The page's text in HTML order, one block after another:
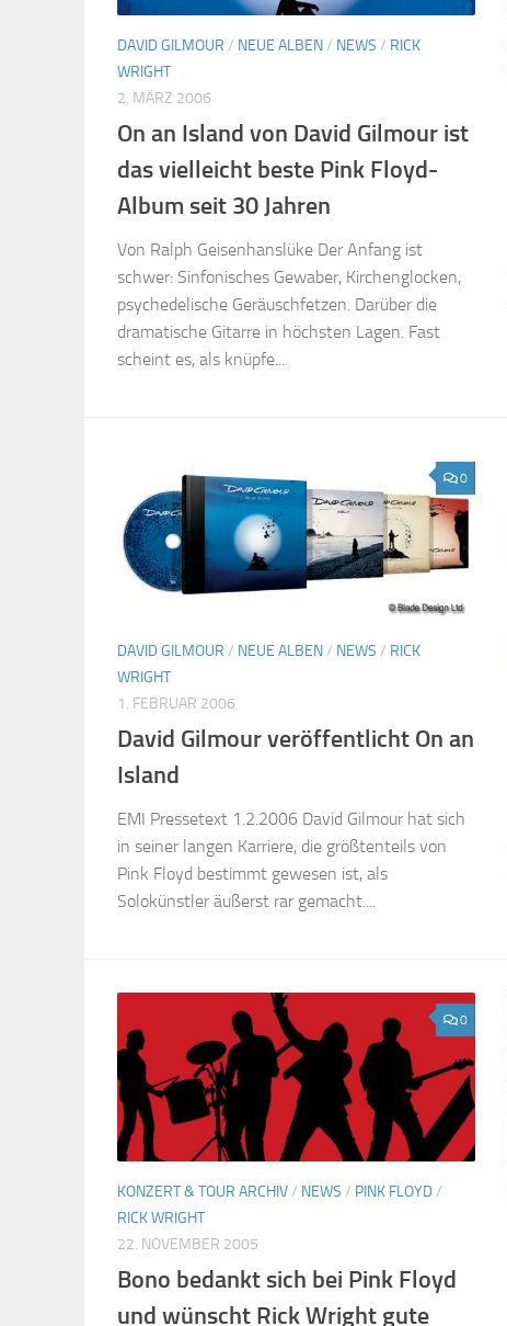
DAVID GILMOUR / NEUE ALBEN/ NEWS / RICK
WRIGHT
2. MÄRZ 2006
On an Island von David Gilmour ist
das vielleicht beste Pink Floyd-
Album seit 30 Jahren
Von Ralph Geisenhanslüke Der Anfang ist
schwer: Sinfonisches Gewaber, Kirchenglocken,
psychedelische Geräuschfetzen. Darüber die
dramatische Gitarre in höchsten Lagen. Fast
scheint es, als knüpfe...
0
DAVID GILMOUR / NEUE ALBEN/ NEWS / RICK
WRIGHT
1. FEBRUAR 2006
David Gilmour veröffentlicht On an
Island
EMI Pressetext 1.2.2006 David Gilmour hat sich
in seiner langen Karriere, die größtenteils von
Pink Floyd bestimmt gewesen ist, als
Solokünstler äußerst rar gemacht....
0
KONZERT & TOUR ARCHIV/ NEWS / PINK FLOYD/
RICK WRIGHT
22. NOVEMBER 2005
Bono bedankt sich bei Pink Floyd
und wünscht Rick Wright gute